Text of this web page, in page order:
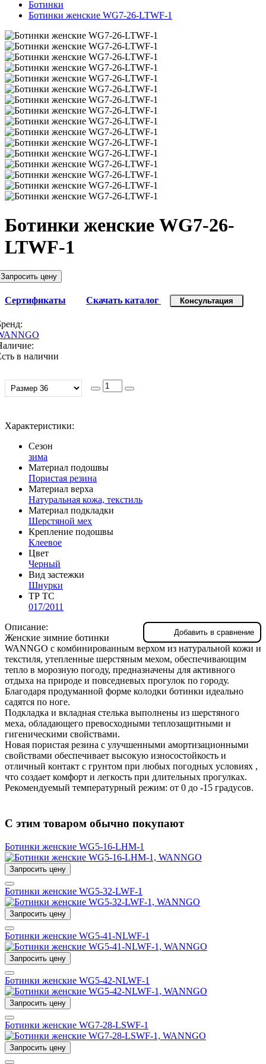
Ботинки
Ботинки женские WG7-26-LTWF-1
Ботинки женские WG7-26-
LTWF-1
Запросить цену
Сертификаты Скачать каталог Консультация
в наличии
Характеристики:
Сезон
зима
Материал подошвы
Пористая резина
Материал верха
Натуральная кожа, текстиль
Материал подкладки
Шерстяной мех
Крепление подошвы
Клеевое
Цвет
Черный
Вид застежки
Шнурки
ТР ТС
017/2011
Добавить в сравнение
Описание:
Женские зимние ботинки
WANNGO с комбинированным верхом из натуральной кожи и
текстиля, утепленные шерстяным мехом, обеспечивающим
тепло в морозную погоду, предназначены для активного
отдыха на природе и повседневых прогулок по городу.
Благодаря продуманной форме колодки ботинки идеально
садятся по ноге.
Подкладка и вкладная стелька выполнены из шерстяного
меха, обладающего превосходными теплозащитными и
гигеническими свойствами.
Новая пористая резина с улучшенными амортизационными
свойствами обеспечивает высокую износостойкость и
отличный контакт с грунтом при любых погодных условиях ,
что создает комфорт и легкость при длительных прогулках.
Рекомендуемый температурный режим: от 0 до -15 градусов.
С этим товаром обычно покупают
Ботинки женские WG5-16-LHM-1
Запросить цену
Ботинки женские WG5-32-LWF-1
Запросить цену
Ботинки женские WG5-41-NLWF-1
Запросить цену
Ботинки женские WG5-42-NLWF-1
Запросить цену
Ботинки женские WG7-28-LSWF-1
Запросить цену